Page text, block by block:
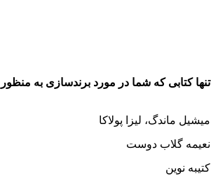
تنها کتابی که شما در مورد برندسازی به
میشیل ماندگ، لیزا پولاکا
نعیمه گلاب دوست
کتیبه نوین